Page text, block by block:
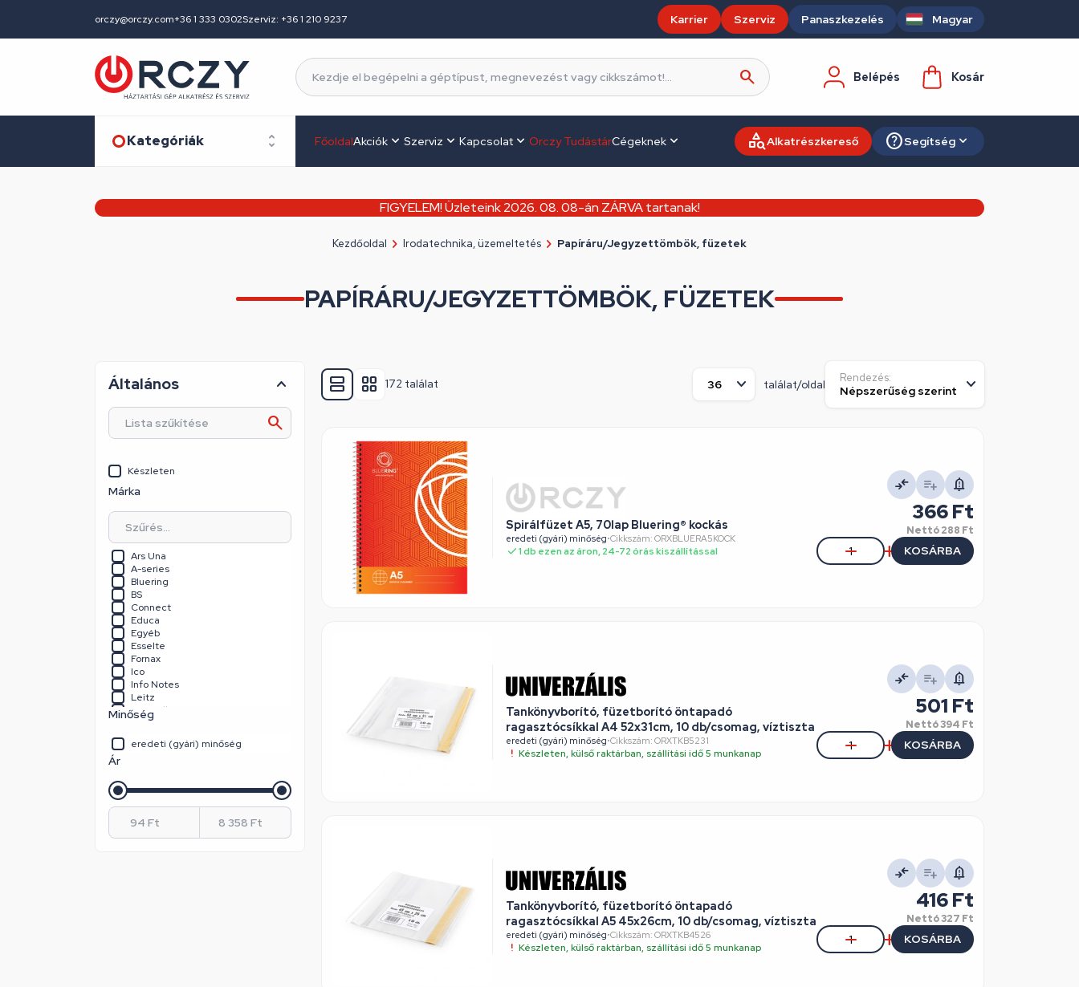
orczy@orczy.com+36 1 333 0302Szerviz: +36 1 210 9237 Karrier Szerviz Panaszkezelés Magyar
Belépés Kosár
Kategóriák FőoldalAkciók Szerviz Kapcsolat Orczy TudástárCégeknek Alkatrészkereső Segítség
FIGYELEM! Üzleteink 2026. 08. 08-án ZÁRVA tartanak!
Kezdőoldal Irodatechnika, üzemeltetés Papíráru/Jegyzettömbök, füzetek
PAPÍRÁRU/JEGYZETTÖMBÖK, FÜZETEK
172 találat találat/oldal
Rendezés:
Spirálfüzet A5, 70lap Bluering® kockás
eredeti (gyári) minőség•Cikkszám: ORXBLUERA5KOCK
1 db ezen az áron, 24-72 órás kiszállítással
366 Ft
Nettó288 Ft
KOSÁRBA
Tankönyvborító, füzetborító öntapadó
ragasztócsíkkal A4 52x31cm, 10 db/csomag, víztiszta
eredeti (gyári) minőség•Cikkszám: ORXTKB5231
Készleten, külső raktárban, szállítási idő 5 munkanap
501 Ft
Nettó394 Ft
KOSÁRBA
Tankönyvborító, füzetborító öntapadó
ragasztócsíkkal A5 45x26cm, 10 db/csomag, víztiszta
eredeti (gyári) minőség•Cikkszám: ORXTKB4526
Készleten, külső raktárban, szállítási idő 5 munkanap
416 Ft
Nettó327 Ft
KOSÁRBA
Általános
Készleten
Márka
Ars Una
A-series
Bluering
BS
Connect
Educa
Egyéb
Esselte
Fornax
Ico
Info Notes
Leitz
Lipa Mill
Marker
Minőség
eredeti (gyári) minőség
Ár